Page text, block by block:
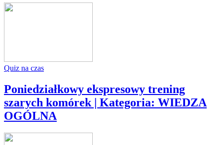
Quiz na czas
Poniedziałkowy ekspresowy trening
szarych komórek | Kategoria: WIEDZA
OGÓLNA